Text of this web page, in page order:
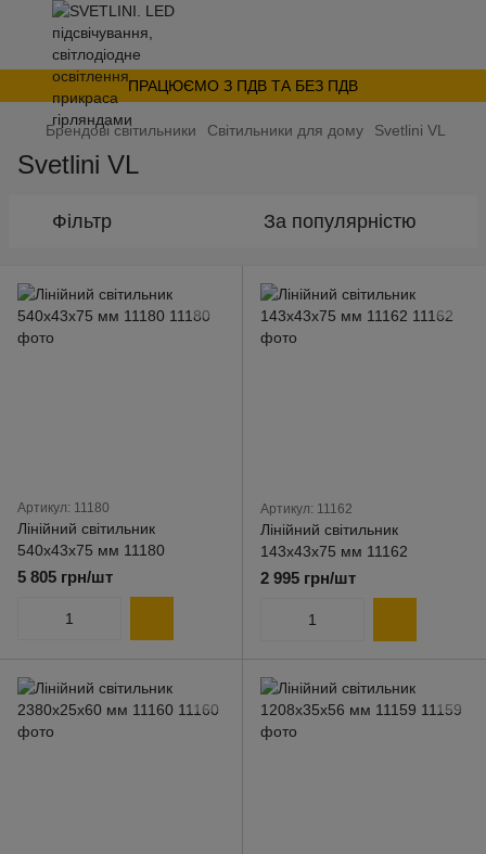
ПРАЦЮЄМО З ПДВ ТА БЕЗ ПДВ
Брендові світильники Світильники для дому Svetlini VL
Svetlini VL
Фільтр За популярністю
Артикул: 11180
Лінійний світильник
540х43х75 мм 11180
5 805 грн/шт
Артикул: 11162
Лінійний світильник
143х43х75 мм 11162
2 995 грн/шт